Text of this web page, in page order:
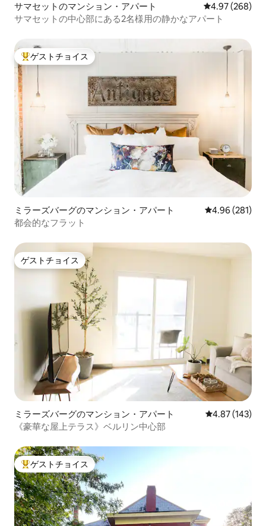
サマセットのマンション・アパート レビュー268
4.97 (268)
サマセットの中心部にある2名様用の静かなアパート
大好評のゲストチョイスです。
ゲストチョイス
ミラーズバーグのマンション・アパート レビュー281
4.96 (281)
都会的なフラット
ゲストチョイス
ゲストチョイス
ミラーズバーグのマンション・アパート レビュー143
4.87 (143)
《豪華な屋上テラス》ベルリン中心部
大好評のゲストチョイスです。
ゲストチョイス